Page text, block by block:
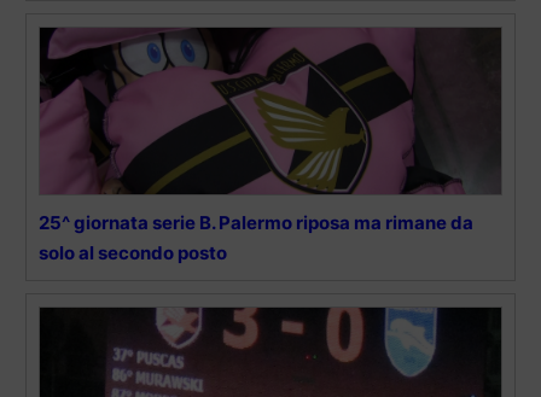
25^ giornata serie B. Palermo riposa ma rimane da
solo al secondo posto